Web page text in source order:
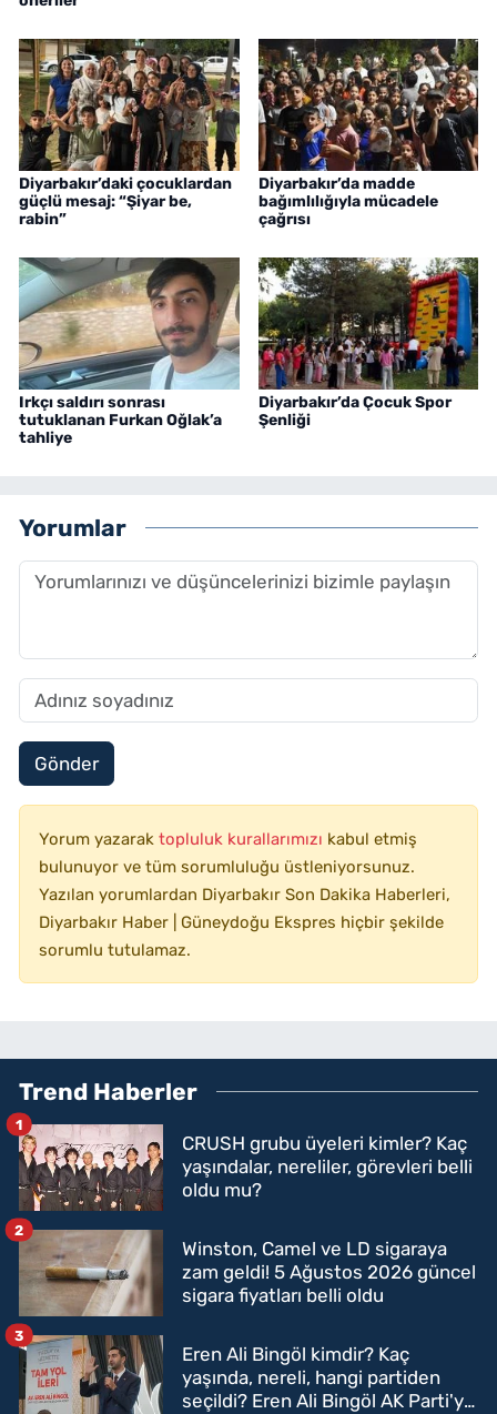
Diyarbakır’daki çocuklardan
güçlü mesaj: “Şiyar be,
rabin”
Diyarbakır’da madde
bağımlılığıyla mücadele
çağrısı
Irkçı saldırı sonrası
tutuklanan Furkan Oğlak’a
tahliye
Diyarbakır’da Çocuk Spor
Şenliği
Yorumlar
Gönder
Yorum yazarak topluluk kurallarımızı kabul etmiş
bulunuyor ve tüm sorumluluğu üstleniyorsunuz.
Yazılan yorumlardan Diyarbakır Son Dakika Haberleri,
Diyarbakır Haber | Güneydoğu Ekspres hiçbir şekilde
sorumlu tutulamaz.
Trend Haberler
CRUSH grubu üyeleri kimler? Kaç
yaşındalar, nereliler, görevleri belli
oldu mu?
1
Winston, Camel ve LD sigaraya
zam geldi! 5 Ağustos 2026 güncel
sigara fiyatları belli oldu
2
Eren Ali Bingöl kimdir? Kaç
yaşında, nereli, hangi partiden
seçildi? Eren Ali Bingöl AK Parti'ye
3